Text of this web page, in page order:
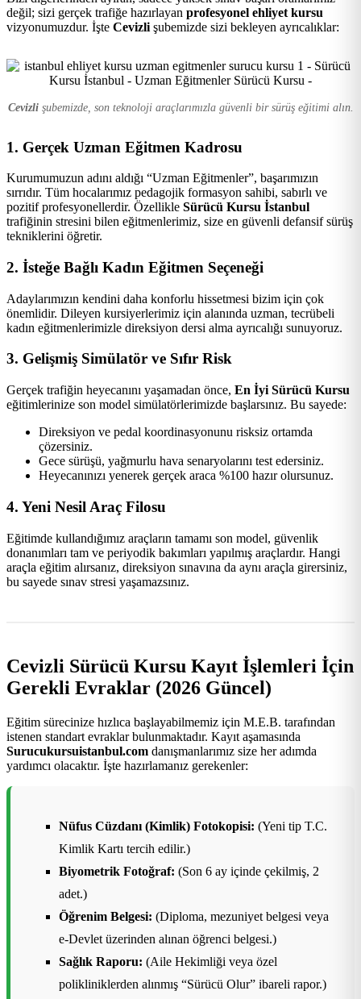
değil; sizi gerçek trafiğe hazırlayan profesyonel ehliyet kursu
vizyonumuzdur. İşte Cevizli şubemizde sizi bekleyen ayrıcalıklar:
Cevizlişubemizde, son teknoloji araçlarımızla güvenli bir sürüş eğitimi alın.
1. Gerçek Uzman Eğitmen Kadrosu
Kurumumuzun adını aldığı “Uzman Eğitmenler”, başarımızın
sırrıdır. Tüm hocalarımız pedagojik formasyon sahibi, sabırlı ve
pozitif profesyonellerdir. Özellikle Sürücü Kursu İstanbul
trafiğinin stresini bilen eğitmenlerimiz, size en güvenli defansif sürüş
tekniklerini öğretir.
2. İsteğe Bağlı Kadın Eğitmen Seçeneği
Adaylarımızın kendini daha konforlu hissetmesi bizim için çok
önemlidir. Dileyen kursiyerlerimiz için alanında uzman, tecrübeli
kadın eğitmenlerimizle direksiyon dersi alma ayrıcalığı sunuyoruz.
3. Gelişmiş Simülatör ve Sıfır Risk
Gerçek trafiğin heyecanını yaşamadan önce, En İyi Sürücü Kursu
eğitimlerinize son model simülatörlerimizde başlarsınız. Bu sayede:
Direksiyon ve pedal koordinasyonunu risksiz ortamda
çözersiniz.
Gece sürüşü, yağmurlu hava senaryolarını test edersiniz.
Heyecanınızı yenerek gerçek araca %100 hazır olursunuz.
4. Yeni Nesil Araç Filosu
Eğitimde kullandığımız araçların tamamı son model, güvenlik
donanımları tam ve periyodik bakımları yapılmış araçlardır. Hangi
araçla eğitim alırsanız, direksiyon sınavına da aynı araçla girersiniz,
bu sayede sınav stresi yaşamazsınız.
Cevizli Sürücü Kursu Kayıt İşlemleri İçin
Gerekli Evraklar (2026 Güncel)
Eğitim sürecinize hızlıca başlayabilmemiz için M.E.B. tarafından
istenen standart evraklar bulunmaktadır. Kayıt aşamasında
Surucukursuistanbul.com danışmanlarımız size her adımda
yardımcı olacaktır. İşte hazırlamanız gerekenler:
Nüfus Cüzdanı (Kimlik) Fotokopisi: (Yeni tip T.C.
Kimlik Kartı tercih edilir.)
Biyometrik Fotoğraf: (Son 6 ay içinde çekilmiş, 2
adet.)
Öğrenim Belgesi: (Diploma, mezuniyet belgesi veya
e-Devlet üzerinden alınan öğrenci belgesi.)
Sağlık Raporu: (Aile Hekimliği veya özel
polikliniklerden alınmış “Sürücü Olur” ibareli rapor.)